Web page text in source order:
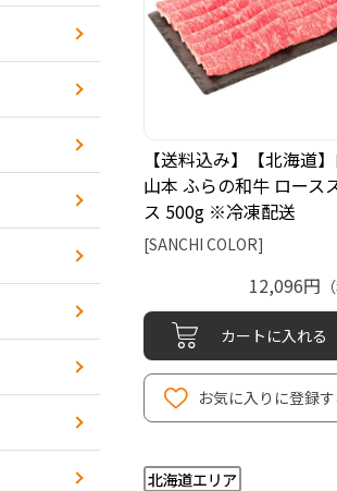
【送料込み】【北海道
山本 ふらの和牛 ロース
ス 500g ※冷凍配送
[SANCHI COLOR]
12,096円
カートに入れる
お気に入りに登録